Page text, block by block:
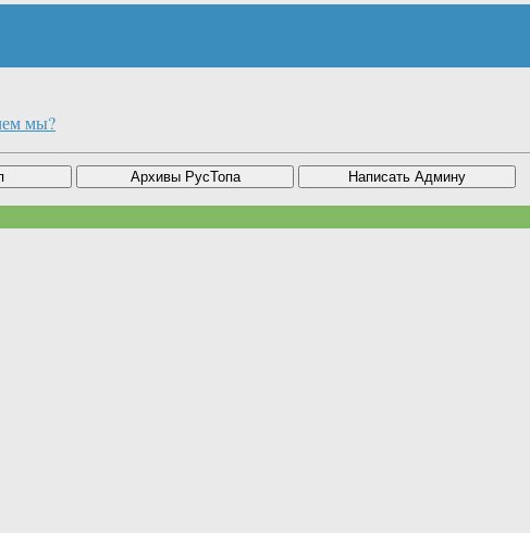
мы?